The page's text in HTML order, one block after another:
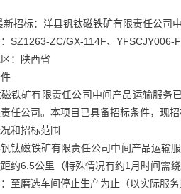
新招标：洋县钒钛磁铁矿有限责任公司
：SZ1263-ZC/GX-114F、YFSCJY006-
：陕西省
铁矿有限责任公司中间产品运输服务
任公司。本项目已具备招标条件，现招
和招标范围
钛磁铁矿有限责任公司中间产品运输
约6.5公里（特殊情况有约1月时间需
至磨选车间停止生产为止（以实际服务